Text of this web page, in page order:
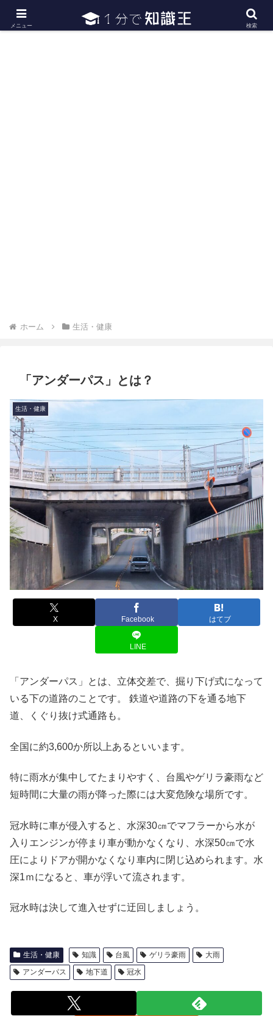
日常で必要な常識・知識や雑学・豆知識を幅広く紹介
ホーム 生活・健康
「アンダーパス」とは？
生活・健康
X Facebook はてブ
LINE
「アンダーパス」とは、立体交差で、掘り下げ式になって
いる下の道路のことです。 鉄道や道路の下を通る地下
道、くぐり抜け式通路も。
全国に約3,600か所以上あるといいます。
特に雨水が集中してたまりやすく、台風やゲリラ豪雨など
短時間に大量の雨が降った際には大変危険な場所です。
冠水時に車が侵入すると、水深30㎝でマフラーから水が
入りエンジンが停まり車が動かなくなり、水深50㎝で水
圧によりドアが開かなくなり車内に閉じ込められます。水
深1ｍになると、車が浮いて流されます。
冠水時は決して進入せずに迂回しましょう。
生活・健康 知識 台風 ゲリラ豪雨
大雨
アンダーパス
地下道 冠水
メニュー 検索